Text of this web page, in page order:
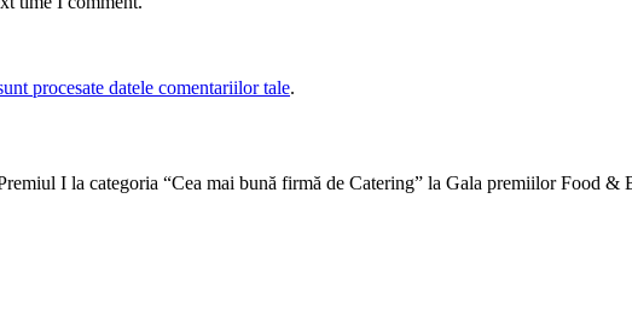
procesate datele comentariilor tale.
I la categoria “Cea mai bună firmă de Catering” la Gala premiilor Food